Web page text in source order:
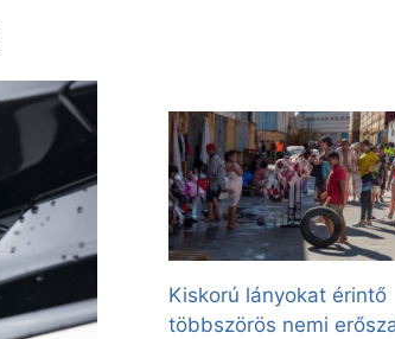
Kiskorú lányokat érintő
többszörös nemi